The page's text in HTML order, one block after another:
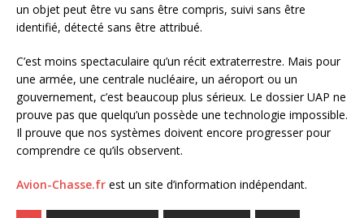
un objet peut être vu sans être compris, suivi sans être
identifié, détecté sans être attribué.
C’est moins spectaculaire qu’un récit extraterrestre. Mais pour
une armée, une centrale nucléaire, un aéroport ou un
gouvernement, c’est beaucoup plus sérieux. Le dossier UAP ne
prouve pas que quelqu’un possède une technologie impossible.
Il prouve que nos systèmes doivent encore progresser pour
comprendre ce qu’ils observent.
Avion-Chasse.fr est un site d’information indépendant.